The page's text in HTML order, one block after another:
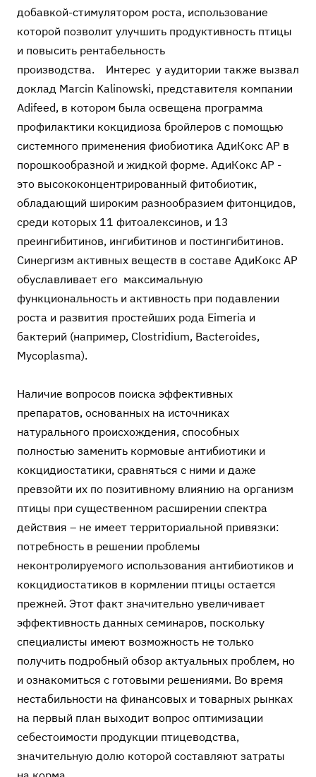
добавкой-стимулятором роста, использование
которой позволит улучшить продуктивность птицы
и повысить рентабельность
производства. Интерес у аудитории также вызвал
доклад Marcin Kalinowski, представителя компании
Adifeed, в котором была освещена программа
профилактики кокцидиоза бройлеров с помощью
системного применения фиобиотика АдиКокс АР в
порошкообразной и жидкой форме. АдиКокс АР -
это высококонцентрированный фитобиотик,
обладающий широким разнообразием фитонцидов,
среди которых 11 фитоалексинов, и 13
преингибитинов, ингибитинов и постингибитинов.
Синергизм активных веществ в составе АдиКокс АР
обуславливает его максимальную
функциональность и активность при подавлении
роста и развития простейших рода Eimeria и
бактерий (например, Clostridium, Bacteroides,
Mycoplasma).
Наличие вопросов поиска эффективных
препаратов, основанных на источниках
натурального происхождения, способных
полностью заменить кормовые антибиотики и
кокцидиостатики, сравняться с ними и даже
превзойти их по позитивному влиянию на организм
птицы при существенном расширении спектра
действия – не имеет территориальной привязки:
потребность в решении проблемы
неконтролируемого использования антибиотиков и
кокцидиостатиков в кормлении птицы остается
прежней. Этот факт значительно увеличивает
эффективность данных семинаров, поскольку
специалисты имеют возможность не только
получить подробный обзор актуальных проблем, но
и ознакомиться с готовыми решениями. Во время
нестабильности на финансовых и товарных рынках
на первый план выходит вопрос оптимизации
себестоимости продукции птицеводства,
значительную долю которой составляют затраты